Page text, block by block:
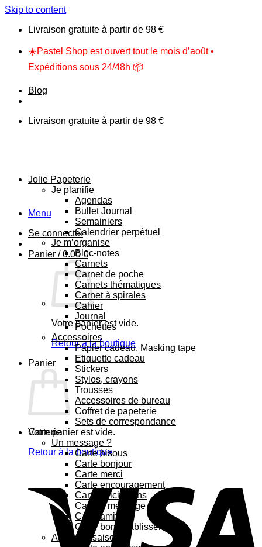
Skip to content
Livraison gratuite à partir de 98 €
☀️Pastel Shop est ouvert tout le mois d’août •
Expéditions sous 24/48h 📦
Blog
Livraison gratuite à partir de 98 €
Menu
Se connecter
Panier /0.00€
Votre panier est vide.
Retour à la boutique
Panier
Votre panier est vide.
Retour à la boutique
Jolie Papeterie
Je planifie
Agendas
Bullet Journal
Semainiers
Calendrier perpétuel
Je m’organise
Bloc-notes
Carnets
Carnet de poche
Carnets thématiques
Carnet à spirales
Cahier
Journal
Pochettes
Accessoires
Papier cadeau, Masking tape
Etiquette cadeau
Stickers
Stylos, crayons
Trousses
Accessoires de bureau
Coffret de papeterie
Sets de correspondance
Carterie
Un message ?
Carte bisous
Carte bonjour
Carte merci
Carte encouragement
Carte félicitations
Carte à message
Carte amitié
Carte bon rétablissement
Au fil des saisons